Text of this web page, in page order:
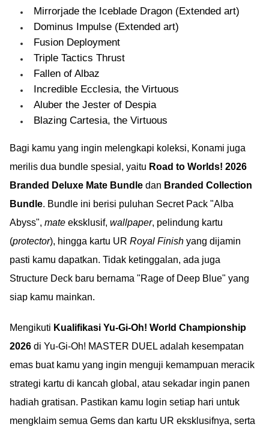
Mirrorjade the Iceblade Dragon (Extended art)
Dominus Impulse (Extended art)
Fusion Deployment
Triple Tactics Thrust
Fallen of Albaz
Incredible Ecclesia, the Virtuous
Aluber the Jester of Despia
Blazing Cartesia, the Virtuous
Bagi kamu yang ingin melengkapi koleksi, Konami juga
merilis dua bundle spesial, yaitu Road to Worlds! 2026
Branded Deluxe Mate Bundle dan Branded Collection
Bundle. Bundle ini berisi puluhan Secret Pack "Alba
Abyss", mate eksklusif, wallpaper, pelindung kartu
(protector), hingga kartu UR Royal Finish yang dijamin
pasti kamu dapatkan. Tidak ketinggalan, ada juga
Structure Deck baru bernama "Rage of Deep Blue" yang
siap kamu mainkan.
Mengikuti Kualifikasi Yu-Gi-Oh! World Championship
2026 di Yu-Gi-Oh! MASTER DUEL adalah kesempatan
emas buat kamu yang ingin menguji kemampuan meracik
strategi kartu di kancah global, atau sekadar ingin panen
hadiah gratisan. Pastikan kamu login setiap hari untuk
mengklaim semua Gems dan kartu UR eksklusifnya, serta